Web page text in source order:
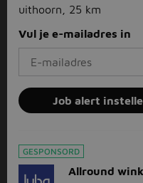
uithoorn, 25 km
Vul je e-mailadres in
Job alert
GESPONSORD
Allround